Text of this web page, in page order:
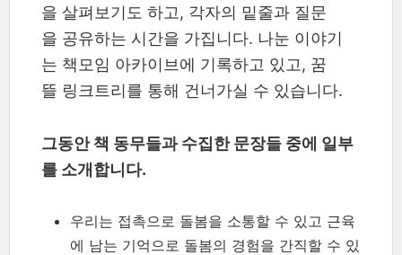
을 살펴보기도 하고, 각자의 밑줄과 질문
을 공유하는 시간을 가집니다. 나눈 이야기
는 책모임 아카이브에 기록하고 있고, 꿈
뜰 링크트리를 통해 건너가실 수 있습니다.
그동안 책 동무들과 수집한 문장들 중에 일부
를 소개합니다.
우리는 접촉으로 돌봄을 소통할 수 있고 근육
에 남는 기억으로 돌봄의 경험을 간직할 수 있